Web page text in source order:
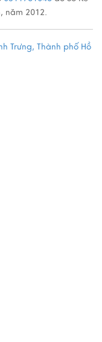
Phục Mọi
năm 2012.
Trưng, Thành phố Hồ